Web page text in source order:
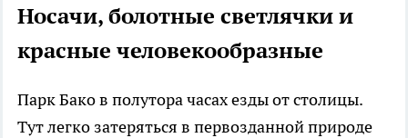
Носачи, болотные светлячки и
красные человекообразные
Парк Бако в полутора часах езды от столицы.
Тут легко затеряться в первозданной природе